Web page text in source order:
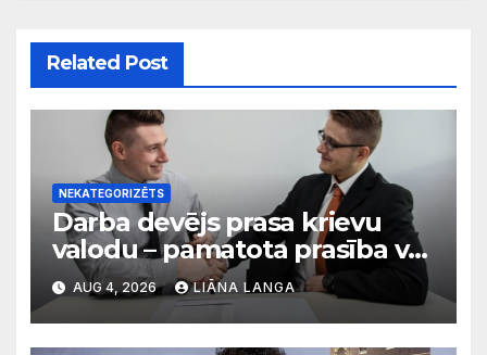
Related Post
NEKATEGORIZĒTS
Darba devējs prasa krievu
valodu – pamatota prasība vai
diskriminācija? Skaidro VDI
AUG 4, 2026 LIĀNA LANGA